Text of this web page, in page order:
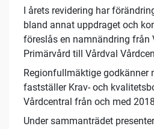
I årets revidering har
bland annat uppdraget och
föreslås en namnändring från
Primärvård till Vårdval
Regionfullmäktige godkänner
fastställer Krav- och
Vårdcentral från och med
Under sammanträdet